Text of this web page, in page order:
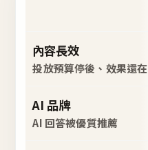
內容長效
投放預算停後、效果還在
AI 品牌
AI 回答被優質推薦